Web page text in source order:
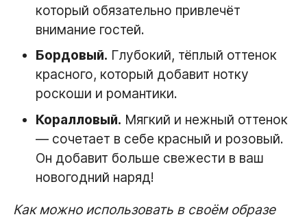
который обязательно привлечёт
внимание гостей.
Бордовый. Глубокий, тёплый оттенок
красного, который добавит нотку
роскоши и романтики.
Коралловый. Мягкий и нежный оттенок
— сочетает в себе красный и розовый.
Он добавит больше свежести в ваш
новогодний наряд!
Как можно использовать в своём образе